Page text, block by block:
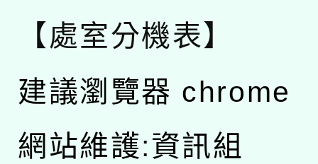
【處室分機表】
建議瀏覽器 chrome
網站維護:資訊組